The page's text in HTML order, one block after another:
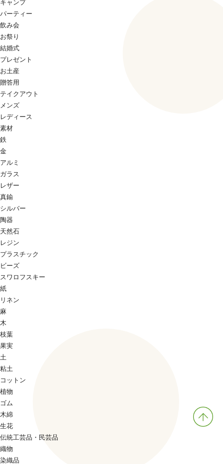
キャンプ
パーティー
飲み会
お祭り
結婚式
プレゼント
お土産
贈答用
テイクアウト
メンズ
レディース
素材
鉄
金
アルミ
ガラス
レザー
真鍮
シルバー
陶器
天然石
レジン
プラスチック
ビーズ
スワロフスキー
紙
リネン
麻
木
枝葉
果実
土
粘土
コットン
植物
ゴム
木綿
生花
伝統工芸品・民芸品
織物
染織品